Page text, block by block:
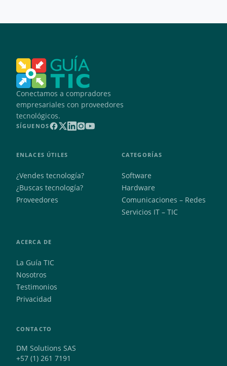
Conectamos a compradores
empresariales con proveedores
tecnológicos.
SÍGUENOS
ENLACES ÚTILES
¿Vendes tecnología?
¿Buscas tecnología?
Proveedores
CATEGORÍAS
Software
Hardware
Comunicaciones – Redes
Servicios IT – TIC
ACERCA DE
La Guía TIC
Nosotros
Testimonios
Privacidad
CONTACTO
DM Solutions SAS
+57 (1) 261 7191